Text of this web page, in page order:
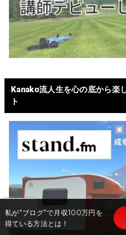
Kanako流人生を心の底から楽
ト
私が”ブログ”で月収100万円を
得ている方法とは！